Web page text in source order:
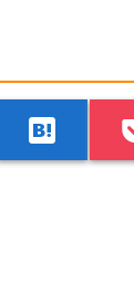
hatenabookmark